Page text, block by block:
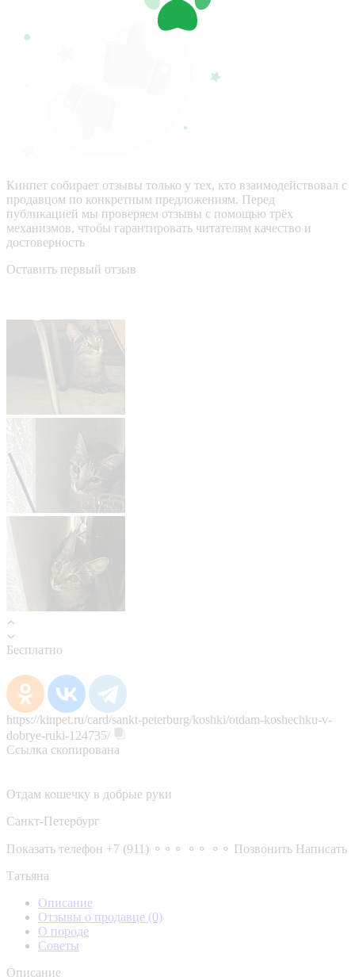
Кинпет собирает отзывы только у тех, кто взаимодействовал с
продавцом по конкретным предложениям. Перед
публикацией мы проверяем отзывы с помощью трёх
механизмов, чтобы гарантировать читателям качество и
достоверность
Оставить первый отзыв
Бесплатно
https://kinpet.ru/card/sankt-peterburg/koshki/otdam-koshechku-v-
dobrye-ruki-124735/
Ссылка скопирована
Отдам кошечку в добрые руки
Санкт-Петербург
Показать телефон +7 (911) ⚬⚬⚬ ⚬⚬ ⚬⚬ Позвонить Написать
Татьяна
Описание
Отзывы о продавце (0)
О породе
Советы
Описание